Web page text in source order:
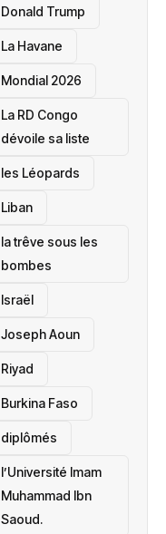
Donald Trump
La Havane
Mondial 2026
La RD Congo
dévoile sa liste
les Léopards
‎Liban
la trêve sous les
bombes
Israël
Joseph Aoun
Riyad
Burkina Faso
diplômés
l’Université Imam
Muhammad Ibn
Saoud.